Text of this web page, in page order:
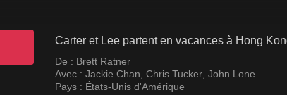
Carter et Lee partent en vacances à Hong
De : Brett Ratner
Avec : Jackie Chan Chris Tucker John Lone
Pays : États-Unis d'Amérique